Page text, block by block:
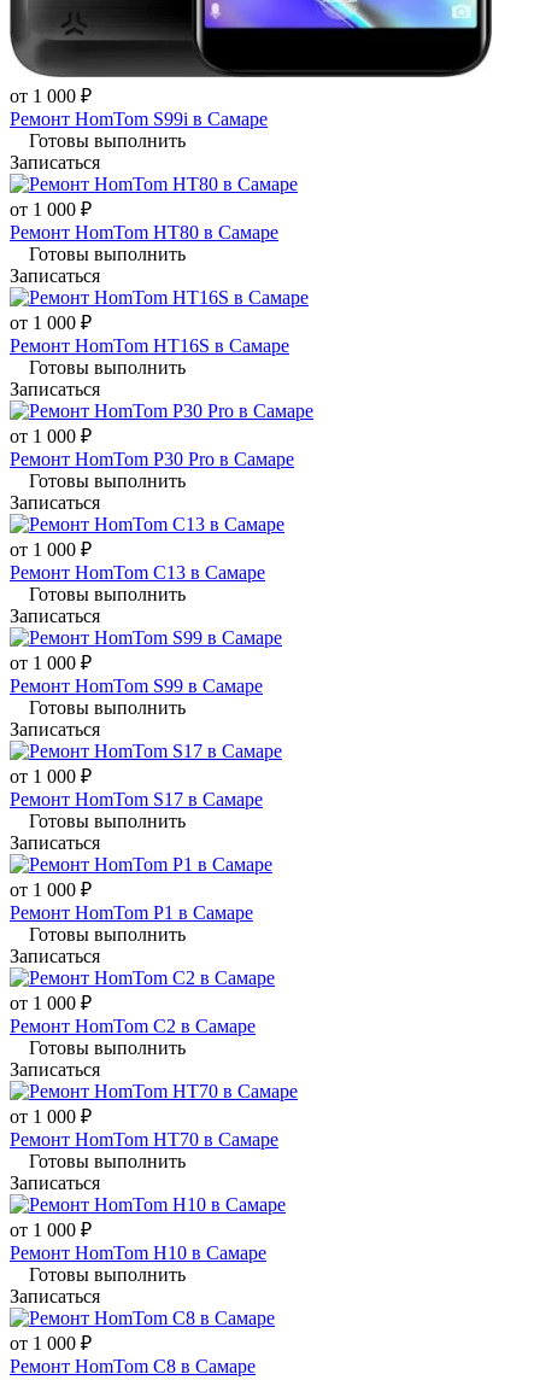
от 1 000 ₽
Ремонт HomTom S99i в Самаре
Готовы выполнить
Записаться
от 1 000 ₽
Ремонт HomTom HT80 в Самаре
Готовы выполнить
Записаться
от 1 000 ₽
Ремонт HomTom HT16S в Самаре
Готовы выполнить
Записаться
от 1 000 ₽
Ремонт HomTom P30 Pro в Самаре
Готовы выполнить
Записаться
от 1 000 ₽
Ремонт HomTom C13 в Самаре
Готовы выполнить
Записаться
от 1 000 ₽
Ремонт HomTom S99 в Самаре
Готовы выполнить
Записаться
от 1 000 ₽
Ремонт HomTom S17 в Самаре
Готовы выполнить
Записаться
от 1 000 ₽
Ремонт HomTom P1 в Самаре
Готовы выполнить
Записаться
от 1 000 ₽
Ремонт HomTom C2 в Самаре
Готовы выполнить
Записаться
от 1 000 ₽
Ремонт HomTom HT70 в Самаре
Готовы выполнить
Записаться
от 1 000 ₽
Ремонт HomTom H10 в Самаре
Готовы выполнить
Записаться
от 1 000 ₽
Ремонт HomTom C8 в Самаре